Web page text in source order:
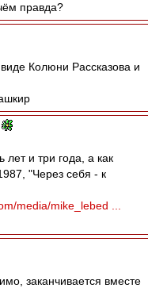
правда?
Колюни Рассказова и
лет и три года, а как
"Через себя - к
media/mike_lebed ...
заканчивается вместе